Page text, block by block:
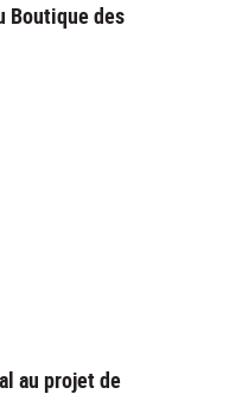
Boutique des
au projet de